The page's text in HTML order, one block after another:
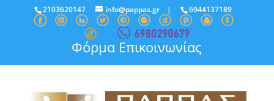
2103620147 info@pappas.gr| 6944137189
Φόρμα Επικοινωνίας